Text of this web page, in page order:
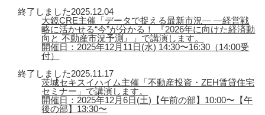
終了しました2025.12.04
大鏡CRE主催「データで捉える最新市況― ―経営戦
略に活かせる“今”が分かる！ 『2026年に向けた経済動
向と 不動産市況予測』」で講演します。
開催日：2025年12月11日(水) 14:30〜16:30（14:00受
付）
終了しました2025.11.17
茨城セキスイハイム主催「不動産投資・ZEH賃貸住宅
セミナー」で講演します。
開催日：2025年12月6日(土)【午前の部】10:00〜【午
後の部】13:30〜